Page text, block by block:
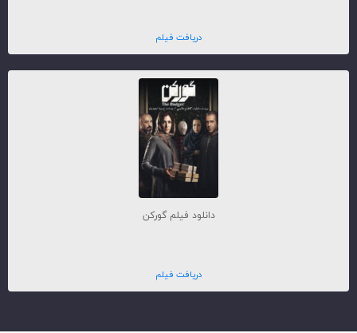
دریافت فیلم
دانلود فیلم گورکن
دریافت فیلم